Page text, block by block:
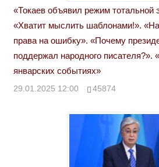
«Токаев объявил режим тотальной
«Хватит мыслить шаблонами!».
права на ошибку». «Почему
поддержал народного писателя?».
январских событиях»
29.01.2025 12:00 45874